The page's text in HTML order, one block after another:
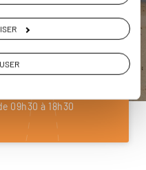
un spécialiste Espagne
10 48
09h30 à 18h30